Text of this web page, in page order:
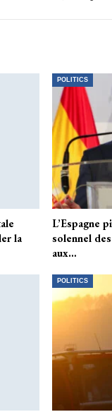
la
POLITICS
L’Espagne
solennel
aux…
POLITICS